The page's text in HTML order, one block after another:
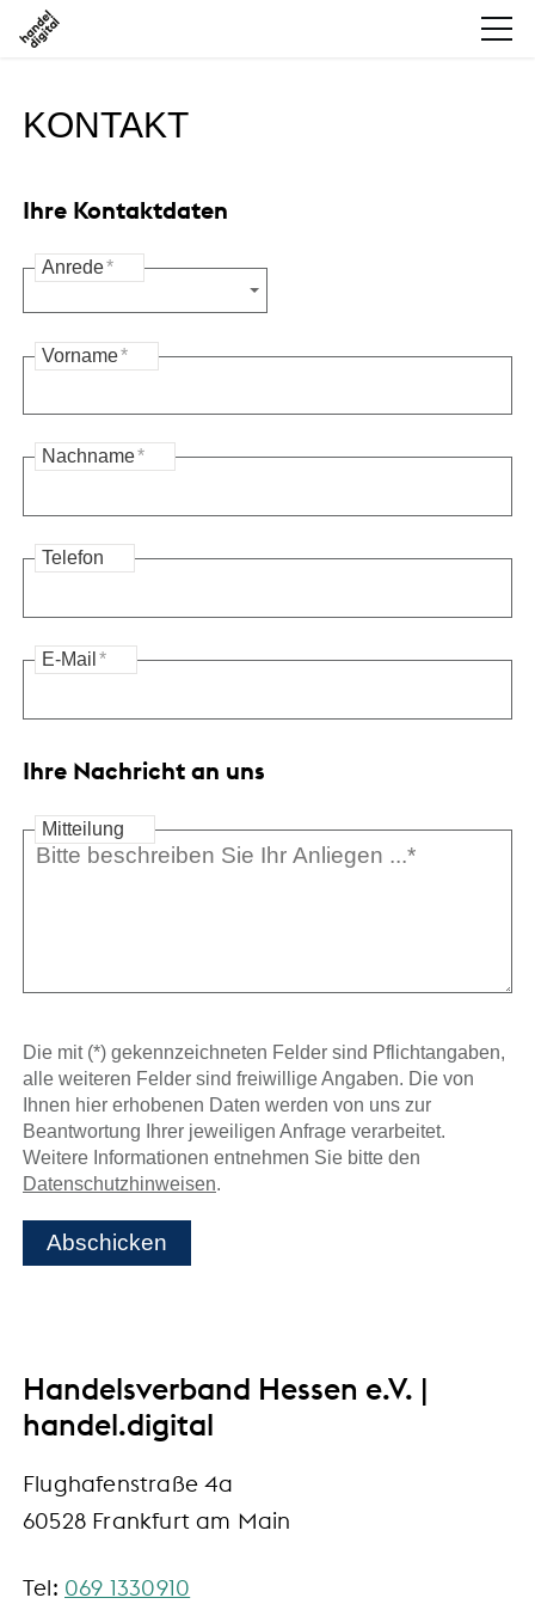
KONTAKT
Ihre Kontaktdaten
Anrede*
Vorname*
Nachname*
Telefon
E-Mail *
Ihre Nachricht an uns
Mitteilung
Die mit (*) gekennzeichneten Felder sind Pflichtangaben,
alle weiteren Felder sind freiwillige Angaben. Die von
Ihnen hier erhobenen Daten werden von uns zur
Beantwortung Ihrer jeweiligen Anfrage verarbeitet.
Weitere Informationen entnehmen Sie bitte den
Datenschutzhinweisen.
Abschicken
Handelsverband Hessen e.V. |
handel.digital
Flughafenstraße 4a
60528 Frankfurt am Main
Tel: 069 1330910